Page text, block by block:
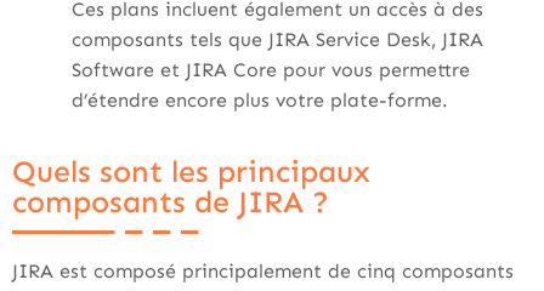
Ces plans incluent également un accès à des
composants tels que JIRA Service Desk, JIRA
Software et JIRA Core pour vous permettre
d’étendre encore plus votre plate-forme.
Quels sont les principaux
composants de JIRA ?
JIRA est composé principalement de cinq composants